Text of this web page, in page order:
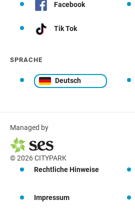
Facebook
Tik Tok
SPRACHE
Deutsch
Managed by
© 2026 CITYPARK
Rechtliche Hinweise
Impressum